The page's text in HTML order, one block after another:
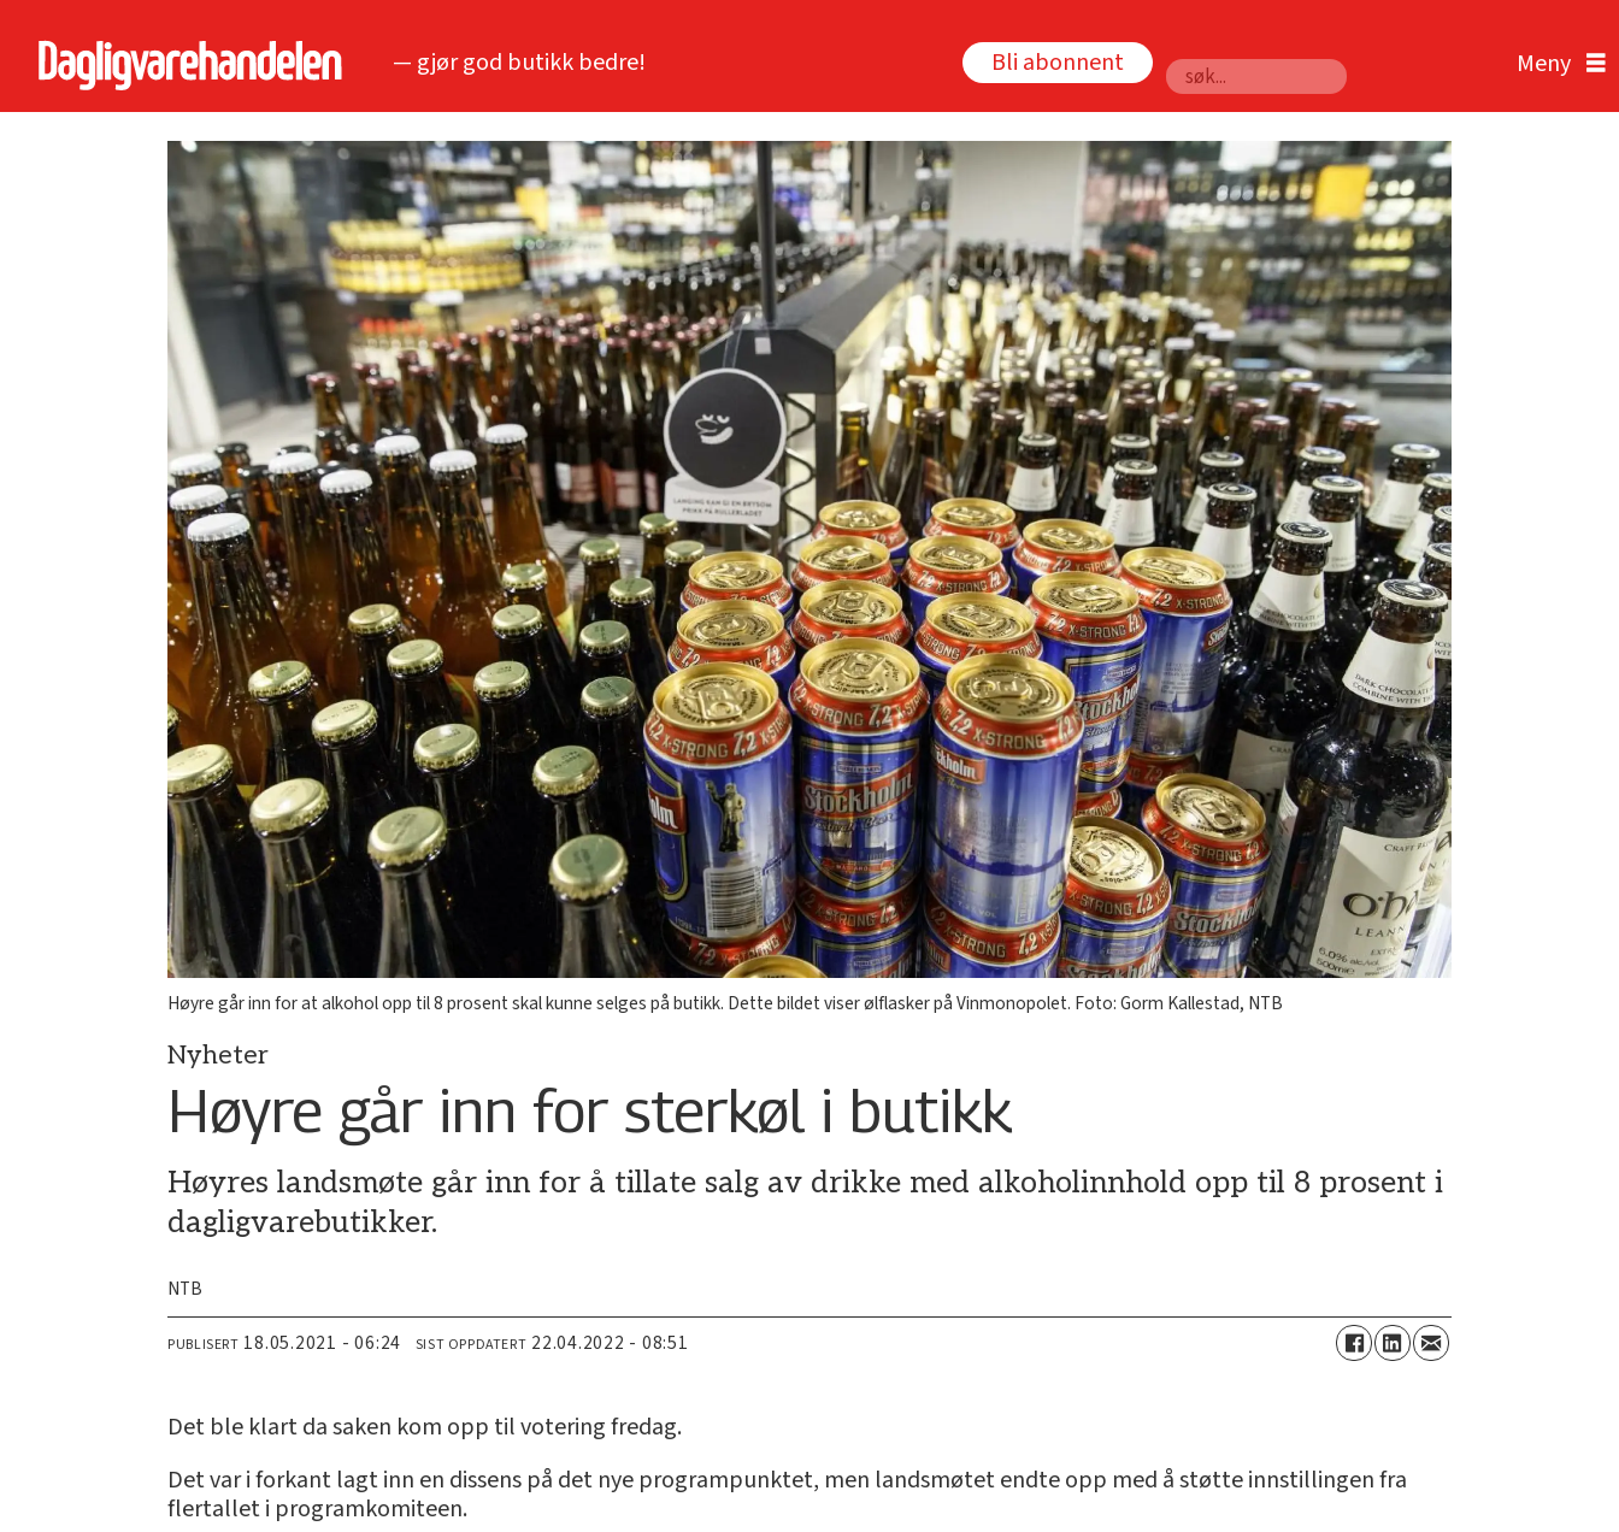
— gjør god butikk bedre! Bli abonnent
Søk
Høyre går inn for at alkohol opp til 8 prosent skal kunne selges på butikk. Dette bildet viser ølflasker på Vinmonopolet. Foto: Gorm Kallestad, NTB
Nyheter
Høyre går inn for sterkøl i butikk
Høyres landsmøte går inn for å tillate salg av drikke med alkoholinnhold opp til 8 prosent i
dagligvarebutikker.
NTB
PUBLISERT 18.05.2021 - 06:24 SIST OPPDATERT 22.04.2022 - 08:51
Det ble klart da saken kom opp til votering fredag.
Det var i forkant lagt inn en dissens på det nye programpunktet, men landsmøtet endte opp med å støtte innstillingen fra
flertallet i programkomiteen.